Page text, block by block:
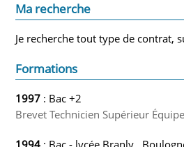
Ma recherche
Je recherche tout type de contrat,
Formations
1997 : Bac +2
Brevet Technicien Supérieur
1994 : Bac - lycée Branly ,